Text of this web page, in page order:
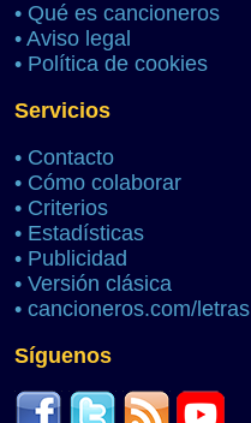
• Qué es cancioneros
• Aviso legal
• Política de cookies
Servicios
• Contacto
• Cómo colaborar
• Criterios
• Estadísticas
• Publicidad
• Versión clásica
• cancioneros.com/letras
Síguenos